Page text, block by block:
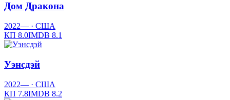
Дом Дракона
2022— · США
КП 8.0IMDB 8.1
Уэнсдэй
2022— · США
КП 7.8IMDB 8.2